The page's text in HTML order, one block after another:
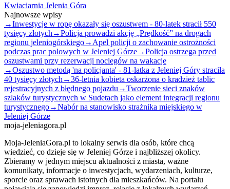
Kwiaciarnia Jelenia Góra
Najnowsze wpisy
→Inwestycje w ropę okazały się oszustwem - 80-latek stracił 550
tysięcy złotych →Policja prowadzi akcję „Prędkość” na drogach
regionu jeleniogórskiego→ Apel policji o zachowanie ostrożności
podczas prac polowych w Jeleniej Górze→Policja ostrzega przed
oszustwami przy rezerwacji noclegów na wakacje
→Oszustwo metodą 'na policjanta' - 81-latka z Jeleniej Góry straciła
40 tysięcy złotych →36-letnia kobieta oskarżona o kradzież tablic
rejestracyjnych z błędnego pojazdu →Tworzenie sieci znaków
szlaków turystycznych w Sudetach jako element integracji regionu
turystycznego→Nabór na stanowisko strażnika miejskiego w
Jeleniej Górze
moja-jeleniagora.pl
Moja-JeleniaGora.pl to lokalny serwis dla osób, które chcą
wiedzieć, co dzieje się w Jeleniej Górze i najbliższej okolicy.
Zbieramy w jednym miejscu aktualności z miasta, ważne
komunikaty, informacje o inwestycjach, wydarzeniach, kulturze,
sporcie oraz sprawach istotnych dla mieszkańców. Na portalu